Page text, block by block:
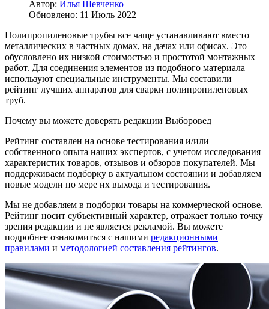
Автор: Илья Шевченко
Обновлено: 11 Июль 2022
Полипропиленовые трубы все чаще устанавливают вместо
металлических в частных домах, на дачах или офисах. Это
обусловлено их низкой стоимостью и простотой монтажных
работ. Для соединения элементов из подобного материала
используют специальные инструменты. Мы составили
рейтинг лучших аппаратов для сварки полипропиленовых
труб.
Почему вы можете доверять редакции Выборовед
Рейтинг составлен на основе тестирования и/или
собственного опыта наших экспертов, с учетом исследования
характеристик товаров, отзывов и обзоров покупателей. Мы
поддерживаем подборку в актуальном состоянии и добавляем
новые модели по мере их выхода и тестирования.
Мы не добавляем в подборки товары на коммерческой основе.
Рейтинг носит субъективный характер, отражает только точку
зрения редакции и не является рекламой. Вы можете
подробнее ознакомиться с нашими редакционными
правилами и методологией составления рейтингов.